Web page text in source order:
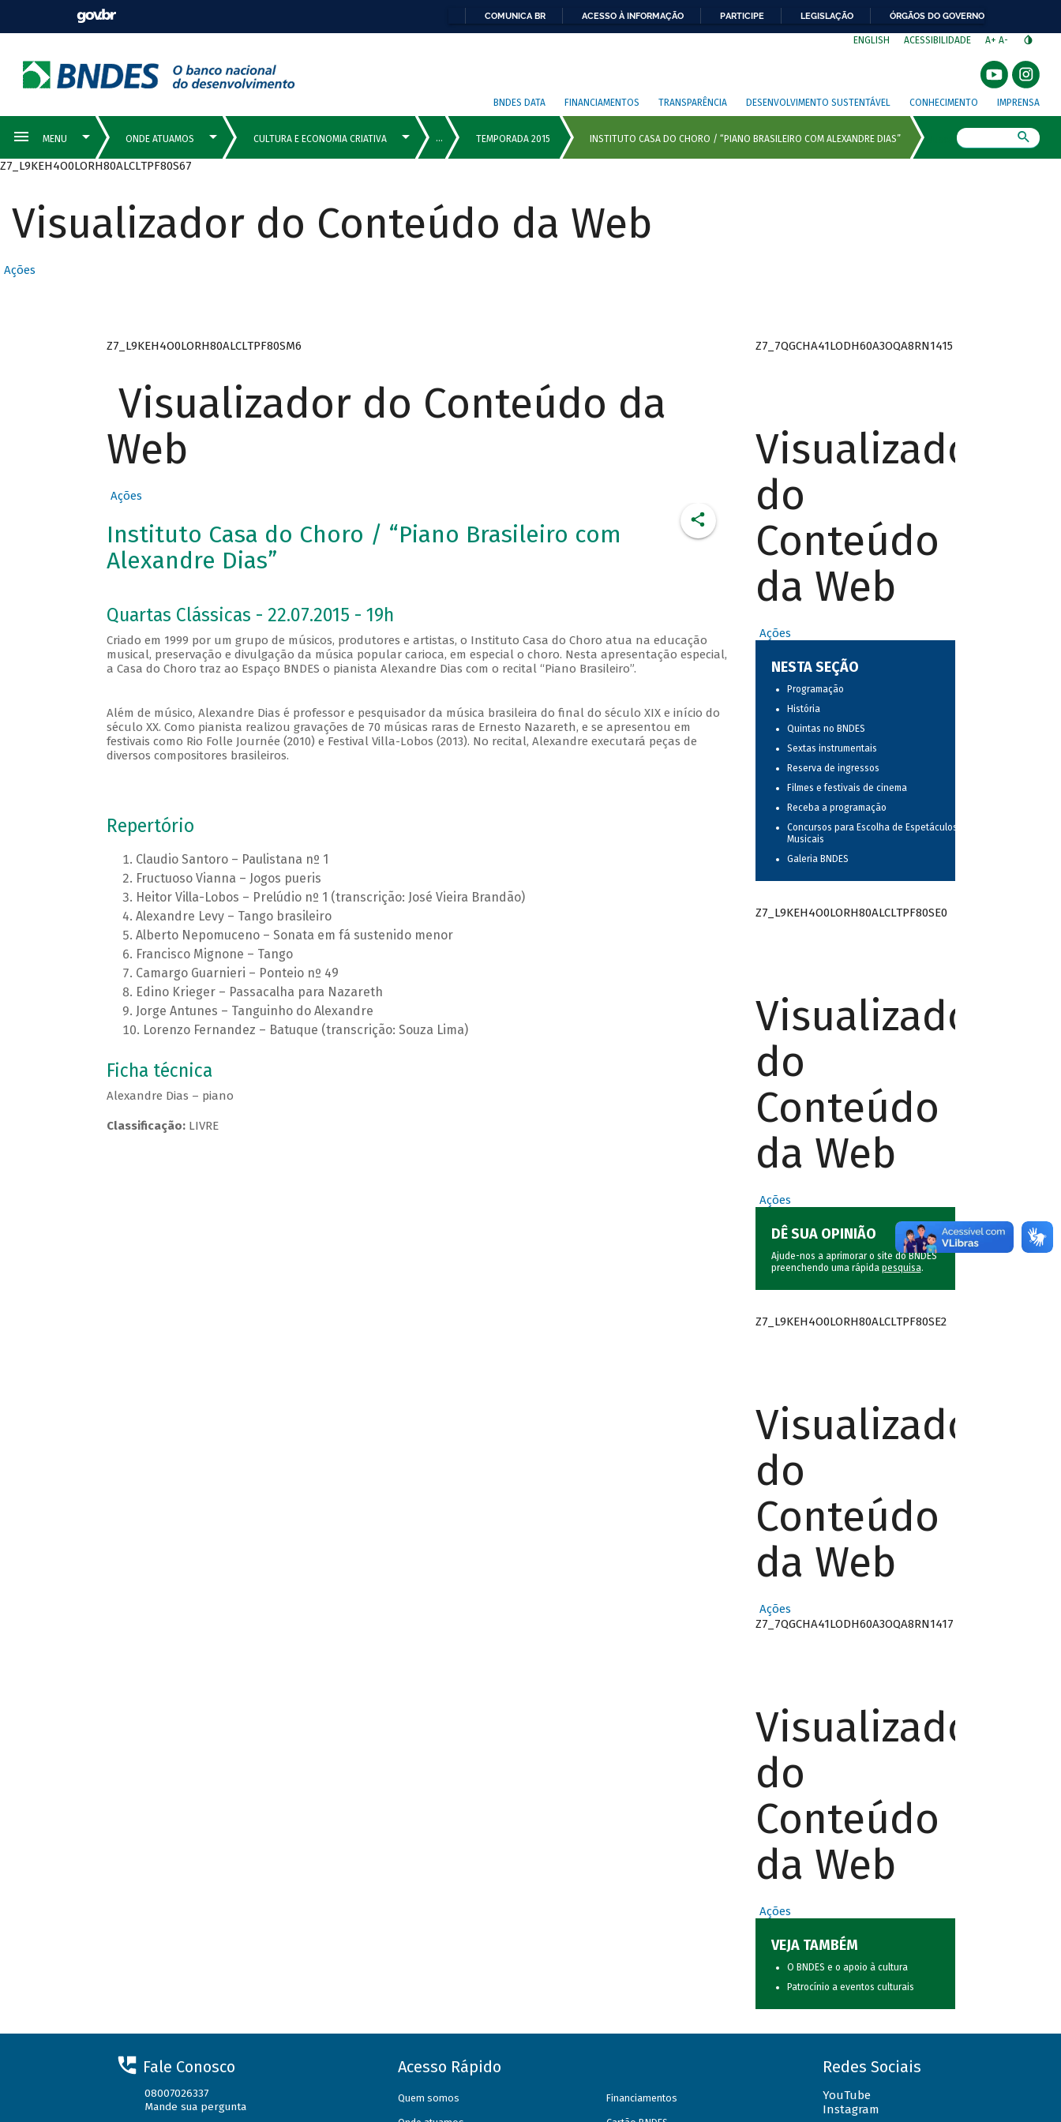
COMUNICA BR ACESSO À INFORMAÇÃO PARTICIPE LEGISLAÇÃO ÓRGÃOS DO GOVERNO
ENGLISH ACESSIBILIDADE A+ A-
BNDES DATA FINANCIAMENTOS TRANSPARÊNCIA DESENVOLVIMENTO SUSTENTÁVEL CONHECIMENTO IMPRENSA
Z7_L9KEH4O0LORH80ALCLTPF80S67
Visualizador do Conteúdo da Web
Ações
Z7_L9KEH4O0LORH80ALCLTPF80SM6
Visualizador do Conteúdo da
Web
Ações
Instituto Casa do Choro / “Piano Brasileiro com
Alexandre Dias”
Quartas Clássicas - 22.07.2015 - 19h
Criado em 1999 por um grupo de músicos, produtores e artistas, o Instituto Casa do Choro atua na educação
musical, preservação e divulgação da música popular carioca, em especial o choro. Nesta apresentação especial,
a Casa do Choro traz ao Espaço BNDES o pianista Alexandre Dias com o recital “Piano Brasileiro”.
Além de músico, Alexandre Dias é professor e pesquisador da música brasileira do final do século XIX e início do
século XX. Como pianista realizou gravações de 70 músicas raras de Ernesto Nazareth, e se apresentou em
festivais como Rio Folle Journée (2010) e Festival Villa-Lobos (2013). No recital, Alexandre executará peças de
diversos compositores brasileiros.
Repertório
Claudio Santoro – Paulistana nº 1
Fructuoso Vianna – Jogos pueris
Heitor Villa-Lobos – Prelúdio nº 1 (transcrição: José Vieira Brandão)
Alexandre Levy – Tango brasileiro
Alberto Nepomuceno – Sonata em fá sustenido menor
Francisco Mignone – Tango
Camargo Guarnieri – Ponteio nº 49
Edino Krieger – Passacalha para Nazareth
Jorge Antunes – Tanguinho do Alexandre
Lorenzo Fernandez – Batuque (transcrição: Souza Lima)
Ficha técnica
Alexandre Dias – piano
Classificação:LIVRE
Z7_7QGCHA41LODH60A3OQA8RN1415
Visualizador
do
Conteúdo
da Web
Ações
NESTA SEÇÃO
Programação
História
Quintas no BNDES
Sextas instrumentais
Reserva de ingressos
Filmes e festivais de cinema
Receba a programação
Concursos para Escolha de Espetáculos
Musicais
Galeria BNDES
Z7_L9KEH4O0LORH80ALCLTPF80SE0
Visualizador
do
Conteúdo
da Web
Ações
DÊ SUA OPINIÃO
Ajude-nos a aprimorar o site do BNDES
preenchendo uma rápida pesquisa.
Z7_L9KEH4O0LORH80ALCLTPF80SE2
Visualizador
do
Conteúdo
da Web
Ações
Z7_7QGCHA41LODH60A3OQA8RN1417
Visualizador
do
Conteúdo
da Web
Ações
VEJA TAMBÉM
O BNDES e o apoio à cultura
Patrocínio a eventos culturais
Fale Conosco
08007026337
Mande sua pergunta
Acesso Rápido
Quem somos Financiamentos
Redes Sociais
YouTube
Instagram